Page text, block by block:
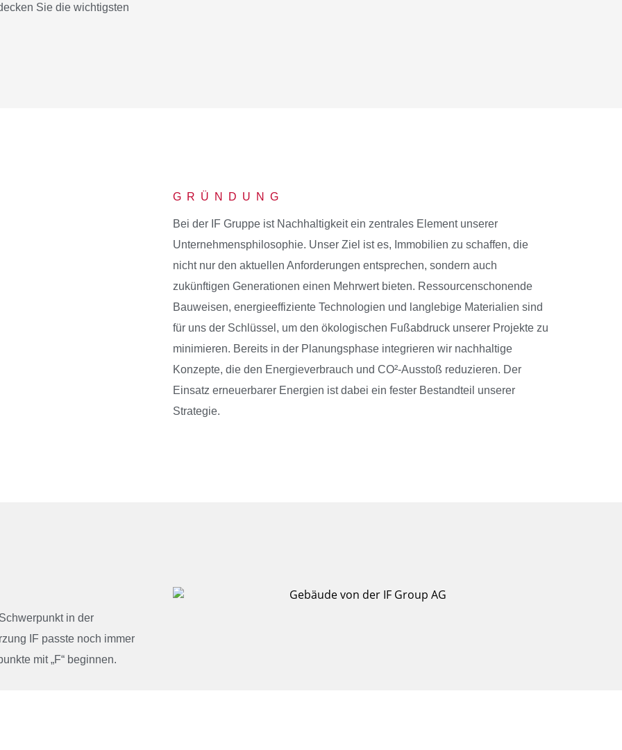
Sie die wichtigsten
GRÜNDUNG
Bei der IF Gruppe ist Nachhaltigkeit ein zentrales Element unserer
Unternehmensphilosophie. Unser Ziel ist es, Immobilien zu schaffen, die
nicht nur den aktuellen Anforderungen entsprechen, sondern auch
zukünftigen Generationen einen Mehrwert bieten. Ressourcenschonende
Bauweisen, energieeffiziente Technologien und langlebige Materialien sind
für uns der Schlüssel, um den ökologischen Fußabdruck unserer Projekte zu
minimieren. Bereits in der Planungsphase integrieren wir nachhaltige
Konzepte, die den Energieverbrauch und CO²-Ausstoß reduzieren. Der
Einsatz erneuerbarer Energien ist dabei ein fester Bestandteil unserer
Strategie.
in der
IF passte noch immer
mit „F“ beginnen.